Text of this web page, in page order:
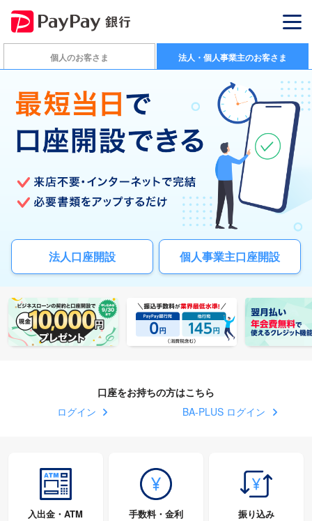
個人のお客さま 法人・個人事業主のお客さま
法人口座開設 個人事業主口座開設
口座をお持ちの方はこちら
ログイン
BA-PLUS ログイン
入出金・ATM 手数料・金利 振り込み